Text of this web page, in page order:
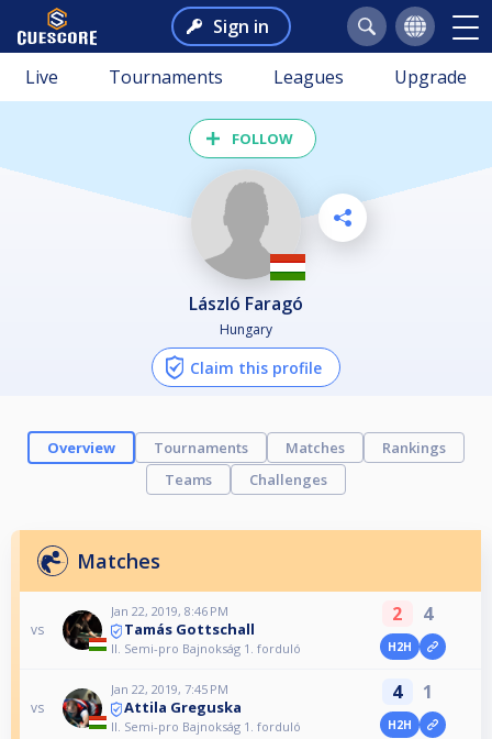
Sign in
Live Tournaments Leagues Upgrade
FOLLOW
László Faragó
Hungary
Claim this profile
Overview Tournaments Matches
Rankings
Teams
Challenges
Matches
vs
Jan 22, 2019, 8:46 PM
Tamás Gottschall
II. Semi-pro Bajnokság 1. forduló
2 4
H2H
vs
Jan 22, 2019, 7:45 PM
Attila Greguska
II. Semi-pro Bajnokság 1. forduló
4 1
H2H